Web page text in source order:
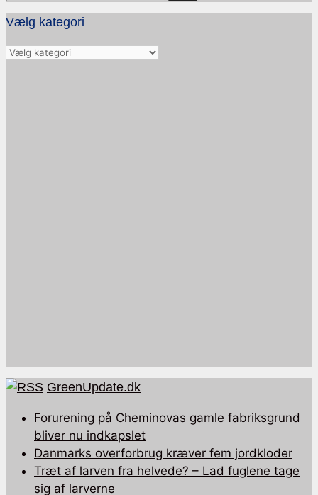
efter:
Vælg kategori
Vælg
GreenUpdate.dk
Forurening på Cheminovas gamle fabriksgrund
bliver nu indkapslet
Danmarks overforbrug kræver fem jordkloder
Træt af larven fra helvede? – Lad fuglene tage
sig af larverne